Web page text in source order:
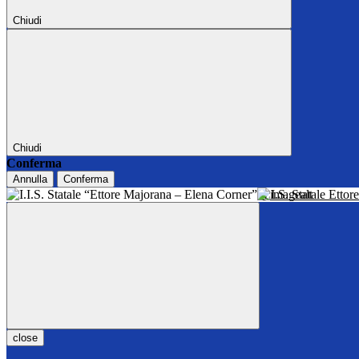
Chiudi
Chiudi
Conferma
Annulla Conferma
I.I.S. Statale
close